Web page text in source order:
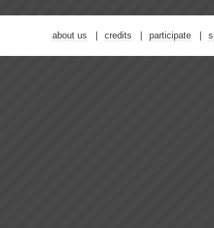
about us credits participate